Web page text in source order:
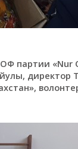
партии «Nur
директор